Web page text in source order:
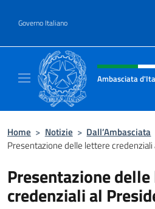
Governo Italiano
Intestazione sito,
Ambasciata
Home > Notizie > Dall’Ambasciata
Presentazione delle lettere
Presentazione
credenziali al